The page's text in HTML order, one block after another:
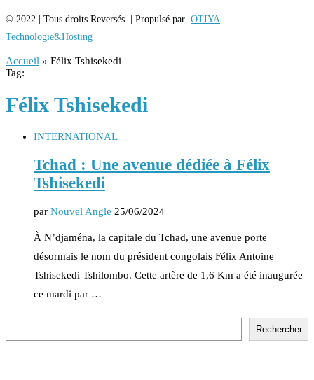
© 2022 | Tous droits Reversés. | Propulsé par OTIYA
Technologie&Hosting
Accueil » Félix Tshisekedi
Tag:
Félix Tshisekedi
INTERNATIONAL
Tchad : Une avenue dédiée à Félix
Tshisekedi
par Nouvel Angle 25/06/2024
À N’djaména, la capitale du Tchad, une avenue porte
désormais le nom du président congolais Félix Antoine
Tshisekedi Tshilombo. Cette artère de 1,6 Km a été inaugurée
ce mardi par …
Rechercher
Rechercher